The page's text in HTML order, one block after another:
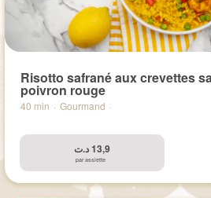
Risotto safrané aux crevettes
poivron rouge
40 min · Gourmand ·
13,9د.ت
par assiette